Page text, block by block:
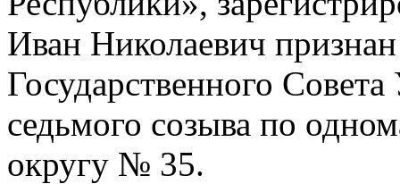
Иван Николаевич
Государственного
седьмого созыва по
округу № 35.